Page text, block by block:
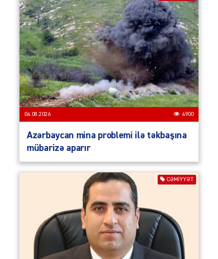
04.08.2026 4900
Azərbaycan mina problemi ilə təkbaşına
mübarizə aparır
CƏMIYYƏT